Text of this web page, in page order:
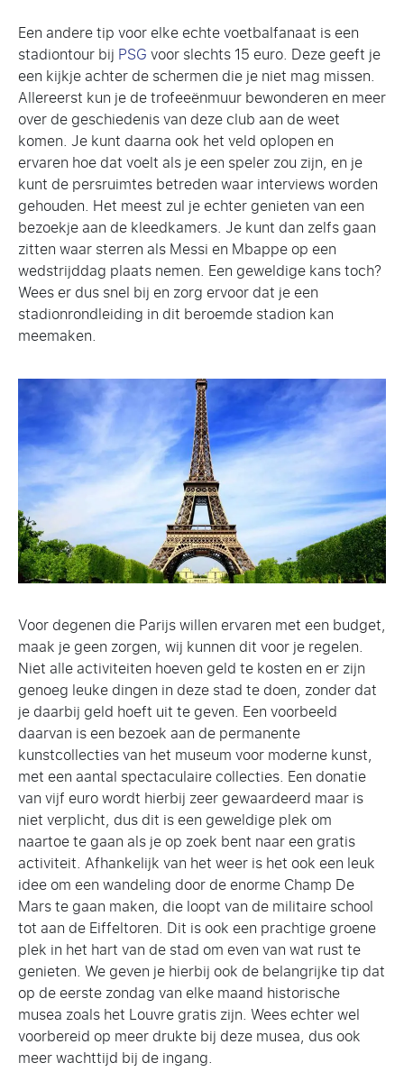
Een andere tip voor elke echte voetbalfanaat is een
stadiontour bij PSGvoor slechts 15 euro. Deze geeft je
een kijkje achter de schermen die je niet mag missen.
Allereerst kun je de trofeeënmuur bewonderen en meer
over de geschiedenis van deze club aan de weet
komen. Je kunt daarna ook het veld oplopen en
ervaren hoe dat voelt als je een speler zou zijn, en je
kunt de persruimtes betreden waar interviews worden
gehouden. Het meest zul je echter genieten van een
bezoekje aan de kleedkamers. Je kunt dan zelfs gaan
zitten waar sterren als Messi en Mbappe op een
wedstrijddag plaats nemen. Een geweldige kans toch?
Wees er dus snel bij en zorg ervoor dat je een
stadionrondleiding in dit beroemde stadion kan
meemaken.
Voor degenen die Parijs willen ervaren met een budget,
maak je geen zorgen, wij kunnen dit voor je regelen.
Niet alle activiteiten hoeven geld te kosten en er zijn
genoeg leuke dingen in deze stad te doen, zonder dat
je daarbij geld hoeft uit te geven. Een voorbeeld
daarvan is een bezoek aan de permanente
kunstcollecties van het museum voor moderne kunst,
met een aantal spectaculaire collecties. Een donatie
van vijf euro wordt hierbij zeer gewaardeerd maar is
niet verplicht, dus dit is een geweldige plek om
naartoe te gaan als je op zoek bent naar een gratis
activiteit. Afhankelijk van het weer is het ook een leuk
idee om een wandeling door de enorme Champ De
Mars te gaan maken, die loopt van de militaire school
tot aan de Eiffeltoren. Dit is ook een prachtige groene
plek in het hart van de stad om even van wat rust te
genieten. We geven je hierbij ook de belangrijke tip dat
op de eerste zondag van elke maand historische
musea zoals het Louvre gratis zijn. Wees echter wel
voorbereid op meer drukte bij deze musea, dus ook
meer wachttijd bij de ingang.